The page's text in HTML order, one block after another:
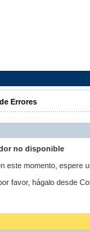
Errores
no disponible
este momento, espere
favor, hágalo desde